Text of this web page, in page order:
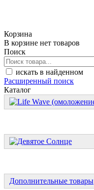
Корзина
В корзине нет товаров
Поиск
искать в найденном
Расширенный поиск
Каталог
Дополнительные товары